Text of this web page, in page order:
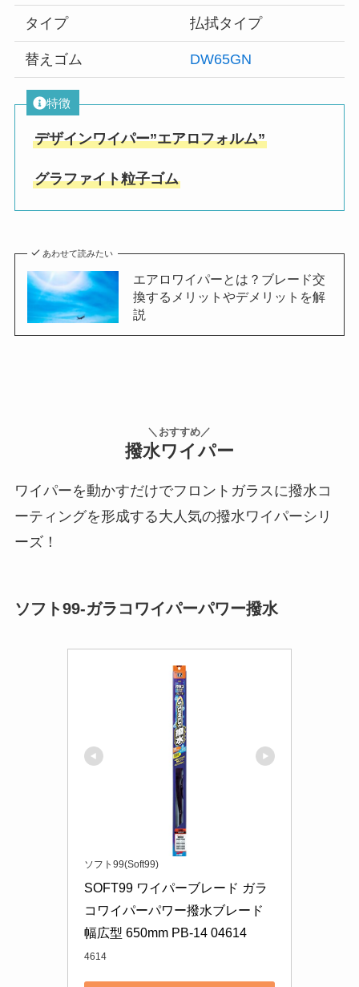
タイプ 払拭タイプ
替えゴム DW65GN
特徴
デザインワイパー”エアロフォルム”
グラファイト粒子ゴム
あわせて読みたい
エアロワイパーとは？ブレード交
換するメリットやデメリットを解
説
＼おすすめ／
撥水ワイパー
ワイパーを動かすだけでフロントガラスに撥水コ
ーティングを形成する大人気の撥水ワイパーシリ
ーズ！
ソフト99-ガラコワイパーパワー撥水
ソフト99(Soft99)
SOFT99 ワイパーブレード ガラ
コワイパーパワー撥水ブレード
幅広型 650mm PB-14 04614
4614